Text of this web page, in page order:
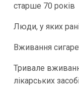
старше 70 років
Люди, у яких
Вживання
Тривале
лікарських